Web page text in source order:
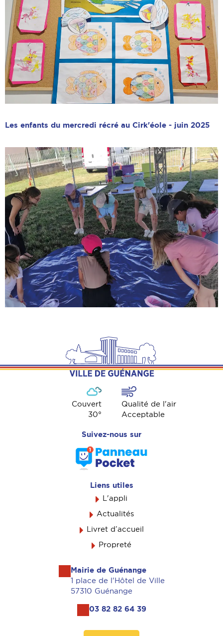
Les enfants du mercredi récré au Cirk'éole - juin 2025
Couvert
30°
Qualité de l'air
Acceptable
Suivez-nous sur
Liens utiles
L'appli
Actualités
Livret d’accueil
Propreté
Mairie de Guénange
1 place de l'Hôtel de Ville
57310 Guénange
03 82 82 64 39